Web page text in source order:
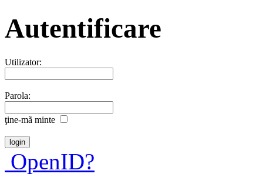
Autentificare
Utilizator:
Parola:
ţine-mã minte
OpenID?